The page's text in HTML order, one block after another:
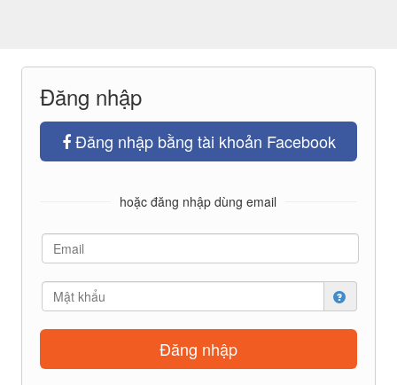
Đăng nhập
Đăng nhập bằng tài khoản Facebook
hoặc đăng nhập dùng email